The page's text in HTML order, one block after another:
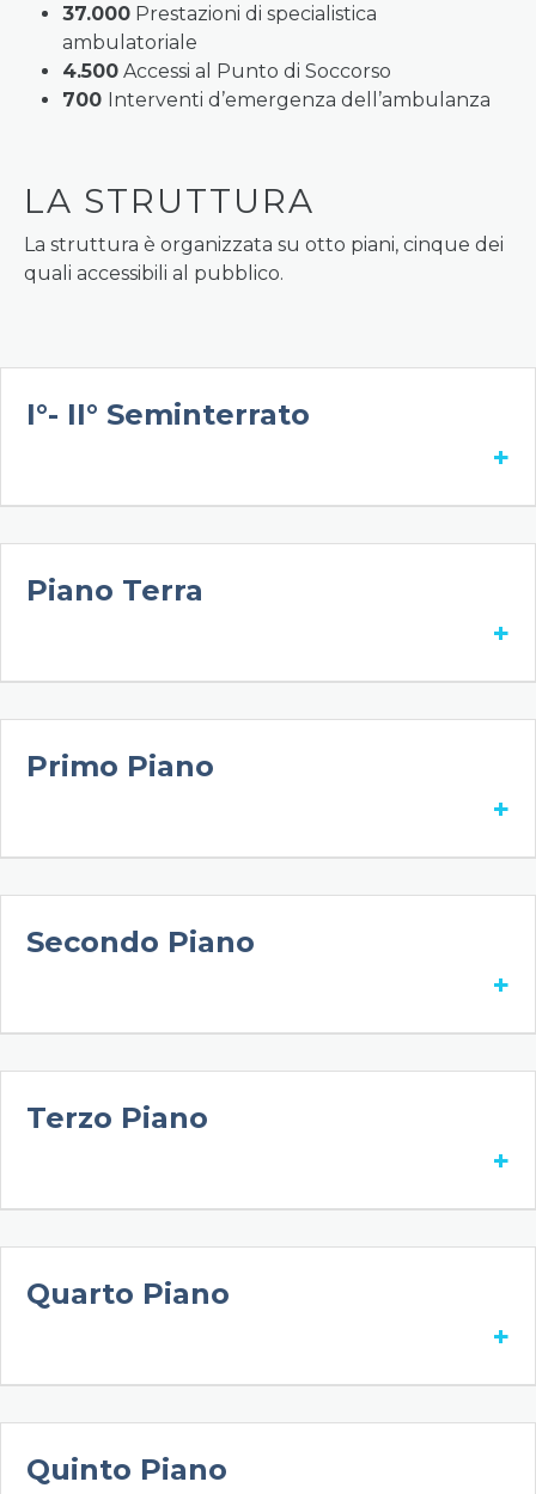
37.000 Prestazioni di specialistica
ambulatoriale
4.500 Accessi al Punto di Soccorso
700 Interventi d’emergenza dell’ambulanza
LA STRUTTURA
La struttura è organizzata su otto piani, cinque dei
quali accessibili al pubblico.
I°- II° Seminterrato
+
Piano Terra
+
Primo Piano
+
Secondo Piano
+
Terzo Piano
+
Quarto Piano
+
Quinto Piano